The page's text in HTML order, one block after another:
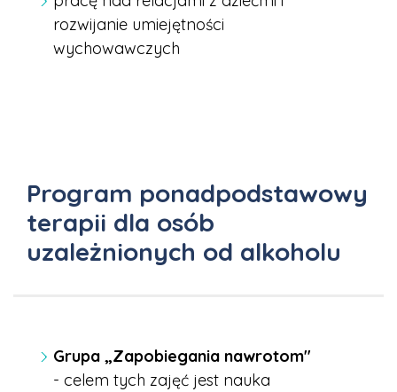
rozwijanie umiejętności
wychowawczych
Program ponadpodstawowy
terapii dla osób
uzależnionych od alkoholu
Grupa „Zapobiegania nawrotom"
- celem tych zajęć jest nauka